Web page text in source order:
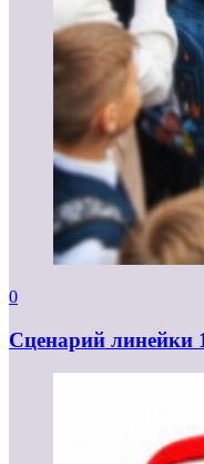
0
Cценарий линейки